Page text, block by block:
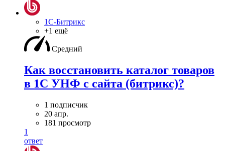
1С-Битрикс
+1 ещё
Средний
Как восстановить каталог товаров
в 1С УНФ с сайта (битрикс)?
1 подписчик
20 апр.
181 просмотр
1
ответ